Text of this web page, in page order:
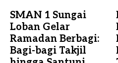
SMAN 1 Sungai
Loban Gelar
Ramadan Berbagi:
Bagi-bagi Takjil